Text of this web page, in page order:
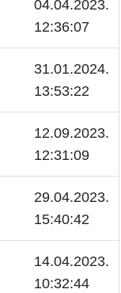
04.04.2023.
12:36:07
31.01.2024.
13:53:22
12.09.2023.
12:31:09
29.04.2023.
15:40:42
14.04.2023.
10:32:44